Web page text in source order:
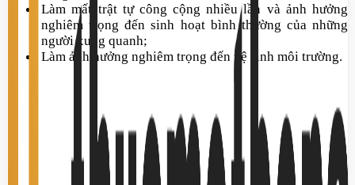
Làm mất trật tự công cộng nhiều lần và ảnh hưởng
nghiêm trọng đến sinh hoạt bình thường của những
người xung quanh;
Làm ảnh hưởng nghiêm trọng đến vệ sinh môi trường.